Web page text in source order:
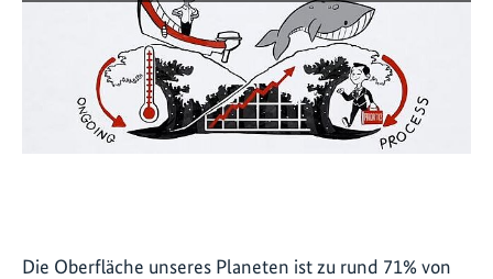
Die Oberfläche unseres Planeten ist zu rund 71% von